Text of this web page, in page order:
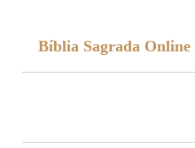
Bíblia Sagrada Online